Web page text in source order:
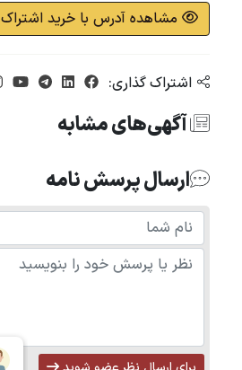
مشاهده آدرس با خرید اشتراک
اشتراک گذاری:
آگهی‌های مشابه
ارسال پرسش نامه